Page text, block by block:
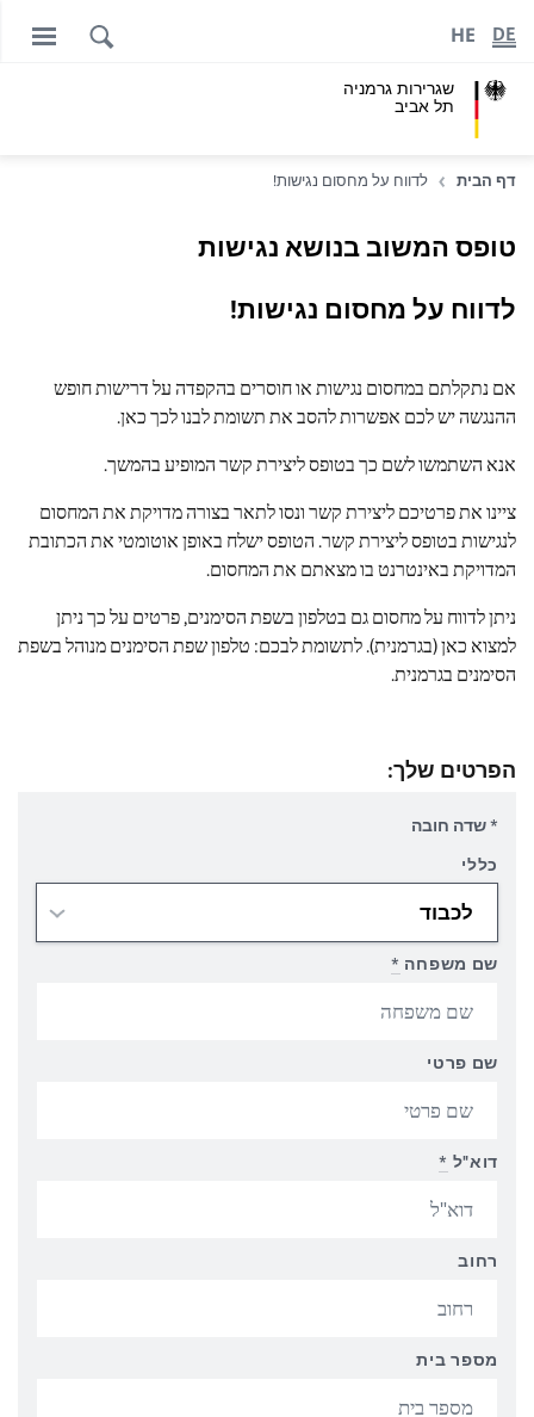
שגרירות גרמניה
תל אביב
DE
HE
דף הבית לדווח על מחסום נגישות!
טופס המשוב בנושא נגישות
לדווח על מחסום נגישות!
אם נתקלתם במחסום נגישות או חוסרים בהקפדה על דרישות חופש
ההנגשה יש לכם אפשרות להסב את תשומת לבנו לכך כאן.
אנא השתמשו לשם כך בטופס ליצירת קשר המופיע בהמשך.
ציינו את פרטיכם ליצירת קשר ונסו לתאר בצורה מדויקת את המחסום
לנגישות בטופס ליצירת קשר. הטופס ישלח באופן אוטומטי את הכתובת
המדויקת באינטרנט בו מצאתם את המחסום.
ניתן לדווח על מחסום גם בטלפון בשפת הסימנים, פרטים על כך ניתן
למצוא כאן (בגרמנית). לתשומת לבכם: טלפון שפת הסימנים מנוהל בשפת
הסימנים בגרמנית.
הפרטים שלך:
* שדה חובה
כללי
שם משפחה *
שם פרטי
דוא"ל *
רחוב
מספר בית